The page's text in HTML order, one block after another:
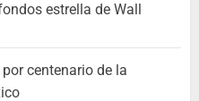
estrella de Wall
centenario de la